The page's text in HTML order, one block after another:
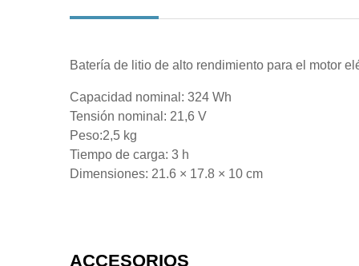
Batería de litio de alto rendimiento para el motor
Capacidad nominal: 324 Wh
Tensión nominal: 21,6 V
Peso:2,5 kg
Tiempo de carga: 3 h
Dimensiones: 21.6 × 17.8 × 10 cm
ACCESORIOS